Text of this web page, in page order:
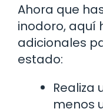
Ahora que
inodoro, aquí
adicionales
estado:
Realiza
menos